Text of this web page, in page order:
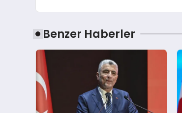
Benzer Haberler